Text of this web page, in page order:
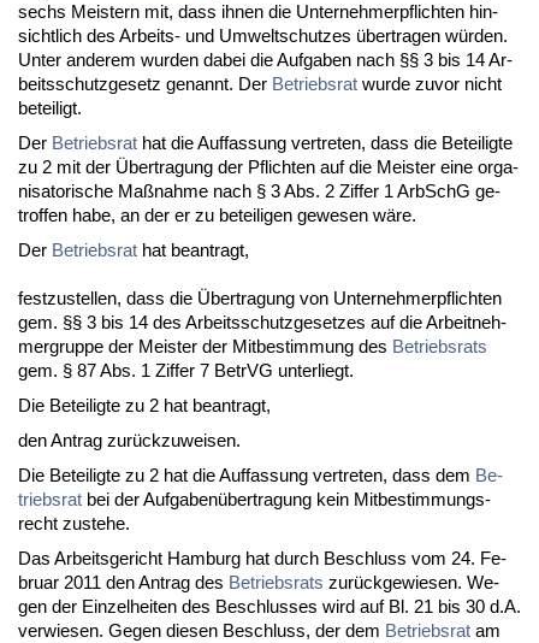
sechs Meis­tern mit, dass ih­nen die Un­ter­neh­mer­pflich­ten hin­
sicht­lich des Ar­beits- und Um­welt­schut­zes über­tra­gen würden.
Un­ter an­de­rem wur­den da­bei die Auf­ga­ben nach §§ 3 bis 14 Ar­
beits­schutz­ge­setz ge­nannt. Der Be­triebs­rat wur­de zu­vor nicht
be­tei­ligt.
Der Be­triebs­rat hat die Auf­fas­sung ver­tre­ten, dass die Be­tei­lig­te
zu 2 mit der Über­tra­gung der Pflich­ten auf die Meis­ter ei­ne or­ga­
ni­sa­to­ri­sche Maßnah­me nach § 3 Abs. 2 Zif­fer 1 Ar­bSchG ge­
trof­fen ha­be, an der er zu be­tei­li­gen ge­we­sen wäre.
Der Be­triebs­rat hat be­an­tragt,
fest­zu­stel­len, dass die Über­tra­gung von Un­ter­neh­mer­pflich­ten
gem. §§ 3 bis 14 des Ar­beits­schutz­ge­set­zes auf die Ar­beit­neh­
mer­grup­pe der Meis­ter der Mit­be­stim­mung des Be­triebs­rats
gem. § 87 Abs. 1 Zif­fer 7 Be­trVG un­ter­liegt.
Die Be­tei­lig­te zu 2 hat be­an­tragt,
den An­trag zurück­zu­wei­sen.
Die Be­tei­lig­te zu 2 hat die Auf­fas­sung ver­tre­ten, dass dem Be­
triebs­rat bei der Auf­ga­benüber­tra­gung kein Mit­be­stim­mungs­
recht zu­ste­he.
Das Ar­beits­ge­richt Ham­burg hat durch Be­schluss vom 24. Fe­
bru­ar 2011 den An­trag des Be­triebs­rats zurück­ge­wie­sen. We­
gen der Ein­zel­hei­ten des Be­schlus­ses wird auf Bl. 21 bis 30 d.A.
ver­wie­sen. Ge­gen die­sen Be­schluss, der dem Be­triebs­rat am